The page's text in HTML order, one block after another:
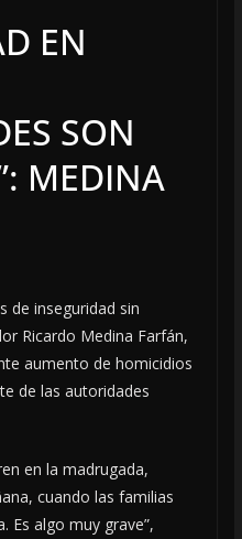
EN
SON
MEDINA
de inseguridad sin
Ricardo Medina Farfán,
aumento de homicidios
de las autoridades
en la madrugada,
cuando las familias
Es algo muy grave”,